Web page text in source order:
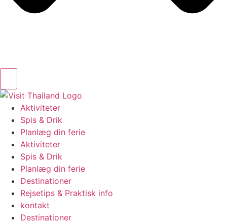
Aktiviteter
Spis & Drik
Planlæg din ferie
Aktiviteter
Spis & Drik
Planlæg din ferie
Destinationer
Rejsetips & Praktisk info
kontakt
Destinationer